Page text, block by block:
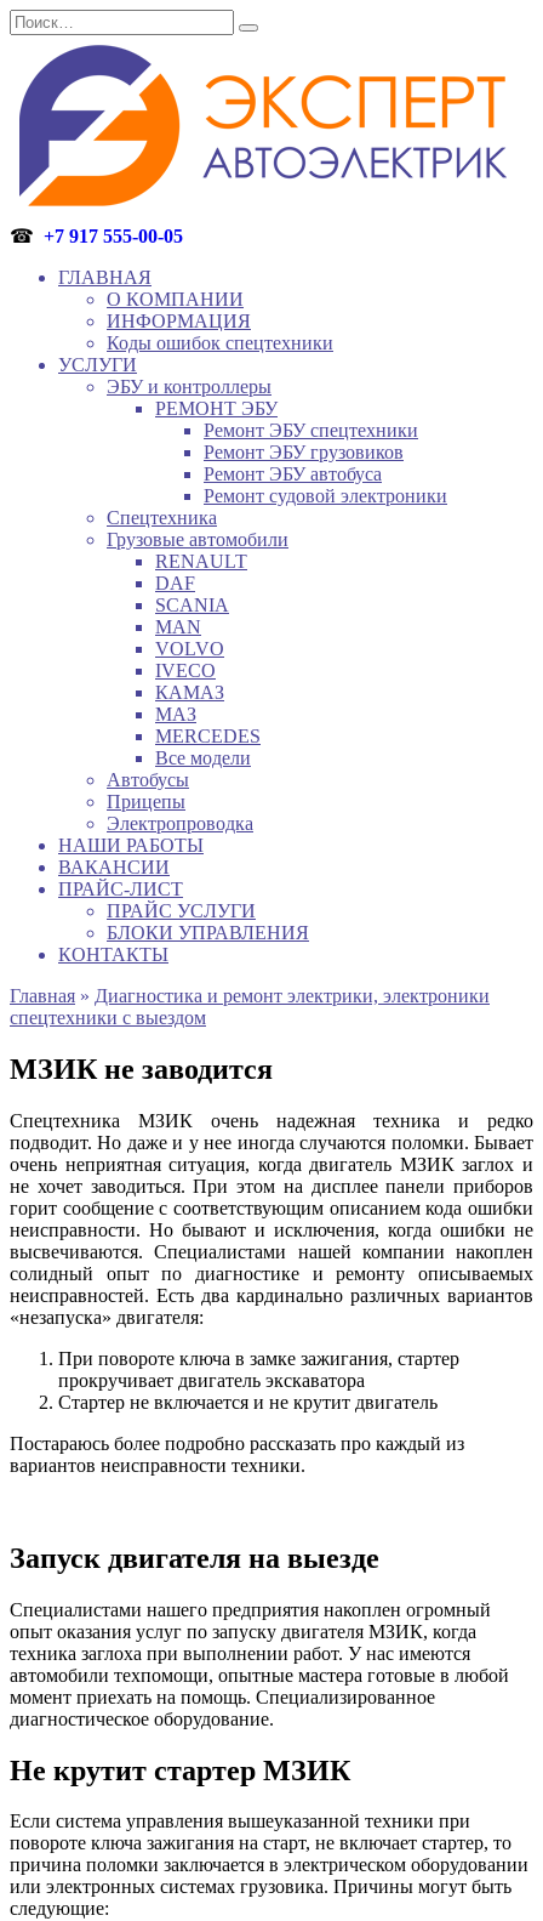
Перейти
к
содержанию
Search
for:
☎ +7 917 555-00-05
ГЛАВНАЯ
О КОМПАНИИ
ИНФОРМАЦИЯ
Коды ошибок спецтехники
УСЛУГИ
ЭБУ и контроллеры
РЕМОНТ ЭБУ
Ремонт ЭБУ спецтехники
Ремонт ЭБУ грузовиков
Ремонт ЭБУ автобуса
Ремонт судовой электроники
Спецтехника
Грузовые автомобили
RENAULT
DAF
SCANIA
MAN
VOLVO
IVECO
КАМАЗ
МАЗ
MERCEDES
Все модели
Автобусы
Прицепы
Электропроводка
НАШИ РАБОТЫ
ВАКАНСИИ
ПРАЙС-ЛИСТ
ПРАЙС УСЛУГИ
БЛОКИ УПРАВЛЕНИЯ
КОНТАКТЫ
Главная » Диагностика и ремонт электрики, электроники
спецтехники с выездом
МЗИК не заводится
Спецтехника МЗИК очень надежная техника и редко
подводит. Но даже и у нее иногда случаются поломки. Бывает
очень неприятная ситуация, когда двигатель МЗИК заглох и
не хочет заводиться. При этом на дисплее панели приборов
горит сообщение с соответствующим описанием кода ошибки
неисправности. Но бывают и исключения, когда ошибки не
высвечиваются. Специалистами нашей компании накоплен
солидный опыт по диагностике и ремонту описываемых
неисправностей. Есть два кардинально различных вариантов
«незапуска» двигателя:
При повороте ключа в замке зажигания, стартер
прокручивает двигатель экскаватора
Стартер не включается и не крутит двигатель
Постараюсь более подробно рассказать про каждый из
вариантов неисправности техники.
Запуск двигателя на выезде
Специалистами нашего предприятия накоплен огромный
опыт оказания услуг по запуску двигателя МЗИК, когда
техника заглоха при выполнении работ. У нас имеются
автомобили техпомощи, опытные мастера готовые в любой
момент приехать на помощь. Специализированное
диагностическое оборудование.
Не крутит стартер МЗИК
Если система управления вышеуказанной техники при
повороте ключа зажигания на старт, не включает стартер, то
причина поломки заключается в электрическом оборудовании
или электронных системах грузовика. Причины могут быть
следующие: